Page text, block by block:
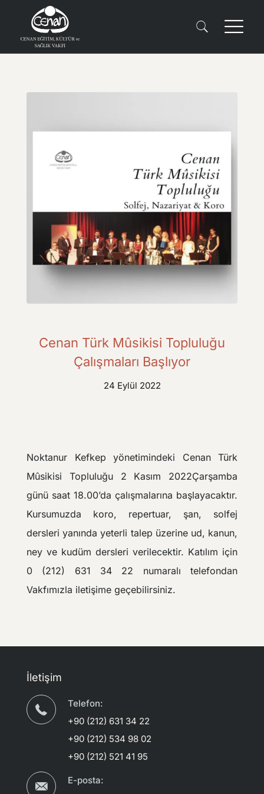
Cenan Türk Mûsikisi Topluluğu
Çalışmaları Başlıyor
24 Eylül 2022
Noktanur Kefkep yönetimindeki Cenan Türk
Mûsikisi Topluluğu 2 Kasım 2022Çarşamba
günü saat 18.00’da çalışmalarına başlayacaktır.
Kursumuzda koro, repertuar, şan, solfej
dersleri yanında yeterli talep üzerine ud, kanun,
ney ve kudüm dersleri verilecektir. Katılım için
0 (212) 631 34 22 numaralı telefondan
Vakfımızla iletişime geçebilirsiniz.
İletişim
Telefon:
+90 (212) 631 34 22
+90 (212) 534 98 02
+90 (212) 521 41 95
E-posta: